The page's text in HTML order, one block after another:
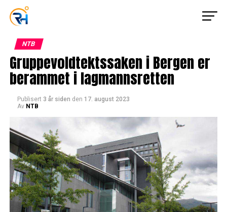
NTB
Gruppevoldtektssaken i Bergen er
berammet i lagmannsretten
Publisert 3 år siden den 17. august 2023
Av NTB